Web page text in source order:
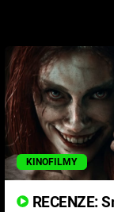
KINOFILMY